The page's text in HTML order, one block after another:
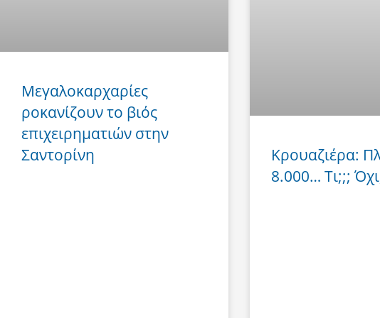
Μεγαλοκαρχαρίες
ροκανίζουν το βιός
επιχειρηματιών στην
Σαντορίνη
Κρουαζιέρα:
8.000… Τι;;;